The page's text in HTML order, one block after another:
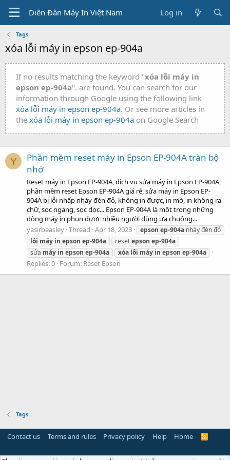
Diễn Đàn Máy In Việt Nam Log in
Tags
xóa lỗi máy in epson ep-904a
If no results matching the keyword "xóa lỗi máy in
epson ep-904a". are found. You can search for our
information through Google using the following link
xóa lỗi máy in epson ep-904a. Or see more articles in
the xóa lỗi máy in epson ep-904a on Google Search
Y
Phần mềm reset máy in Epson EP-904A tràn bộ
nhớ
Reset máy in Epson EP-904A, dịch vụ sửa máy in Epson EP-904A,
phần mềm reset Epson EP-904A giá rẻ, sửa máy in Epson EP-
904A bị lỗi nhấp nháy đèn đỏ, không in được, in mờ, in không ra
chữ, sọc ngang, sọc dọc... Epson EP-904A là một trong những
dòng máy in phun được nhiều người dùng ưa chuộng...
yasirbeasley Thread Apr 18, 2023 epson ep-904a nháy đèn đỏ
lỗi máy in epson ep-904a resetepson ep-904a
sửa máy in epson ep-904a xóa lỗi máy in epson ep-904a
Replies: 0 Forum: Reset Epson
Tags
Contact us Terms and rules Privacy policy Help Home
R